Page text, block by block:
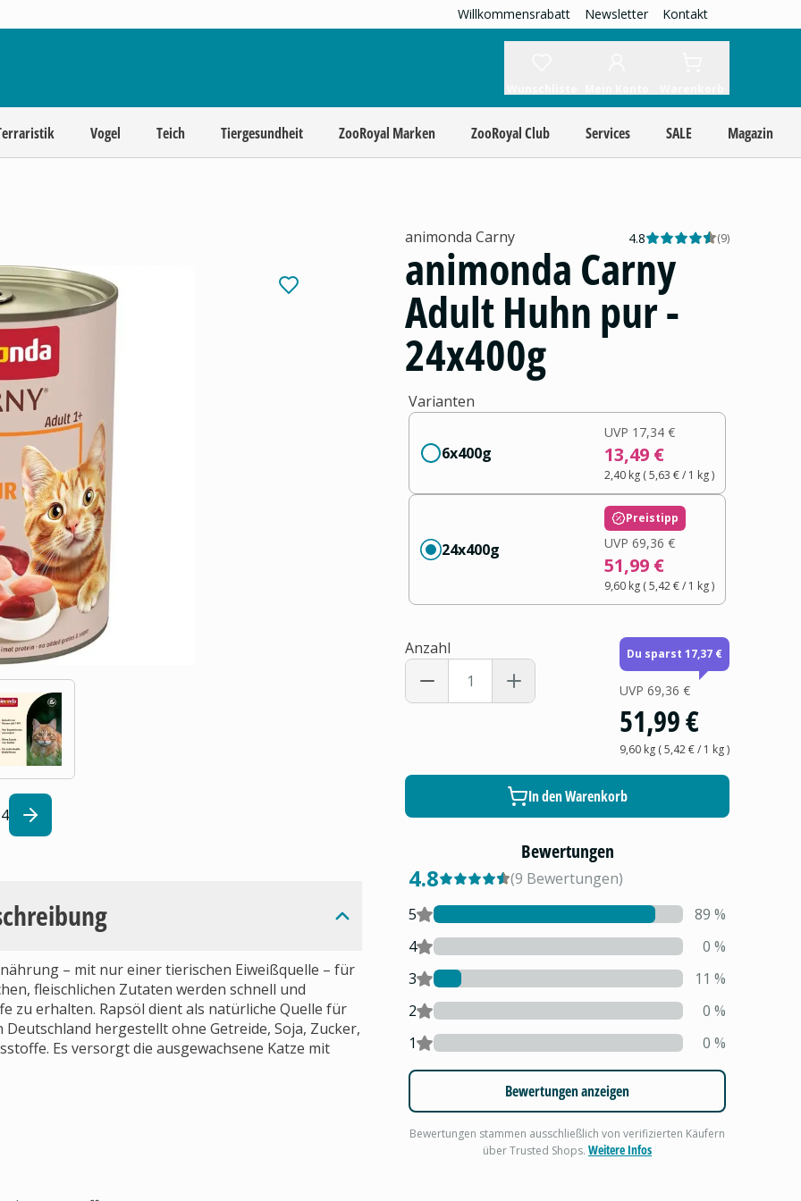
Willkommensrabatt Newsletter Kontakt
Vogel Teich Tiergesundheit ZooRoyal Marken ZooRoyal Club Services SALE Magazin
4
– mit nur einer tierischen Eiweißquelle – für
fleischlichen Zutaten werden schnell und
zu erhalten. Rapsöl dient als natürliche Quelle für
hergestellt ohne Getreide, Soja, Zucker,
Es versorgt die ausgewachsene Katze mit
animonda Carny 4.8 (9)
animonda Carny
Adult Huhn pur -
24x400g
Varianten
6x400g
UVP 17,34 €
13,49 €
2,40 kg(5,63 €/ 1 kg)
24x400g
Preistipp
UVP 69,36 €
51,99 €
9,60 kg(5,42 €/ 1 kg)
Anzahl Du sparst 17,37 €
UVP 69,36 €
51,99 €
9,60 kg(5,42 €/ 1 kg)
In den Warenkorb
Bewertungen
4.8 (9 Bewertungen)
5
89 %
4
0 %
3
11 %
2
0 %
1
0 %
Bewertungen anzeigen
Bewertungen stammen ausschließlich von verifizierten Käufern
über Trusted Shops.Weitere Infos